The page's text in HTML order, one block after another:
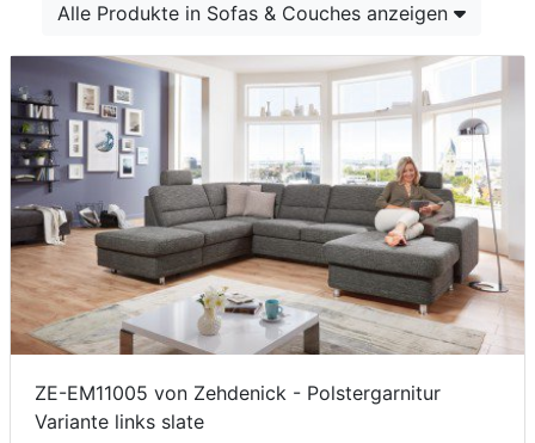
Alle Produkte in Sofas & Couches anzeigen
ZE-EM11005 von Zehdenick - Polstergarnitur
Variante links slate
Finanzierung
Markenwelt
Letz-
Deals